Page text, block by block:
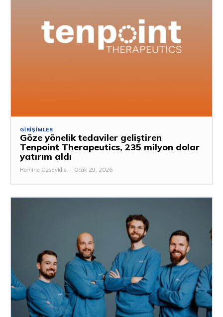
GIRIŞIMLER
Göze yönelik tedaviler geliştiren
Tenpoint Therapeutics, 235 milyon dolar
yatırım aldı
Romina Özsavidis - Ocak 29, 2026